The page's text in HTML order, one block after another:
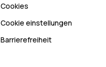
Cookies
Cookie einstellungen
Barrierefreiheit